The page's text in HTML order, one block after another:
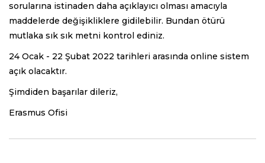
sorularına istinaden daha açıklayıcı olması amacıyla
maddelerde değişikliklere gidilebilir. Bundan ötürü
mutlaka sık sık metni kontrol ediniz.
24 Ocak - 22 Şubat 2022 tarihleri arasında online sistem
açık olacaktır.
Şimdiden başarılar dileriz,
Erasmus Ofisi